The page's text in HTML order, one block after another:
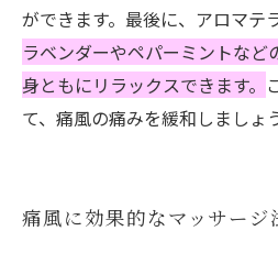
ができます。最後に、アロマテ
ラベンダーやペパーミントなど
身ともにリラックスできます。
て、痛風の痛みを緩和しましょう
痛風に効果的なマッサージ